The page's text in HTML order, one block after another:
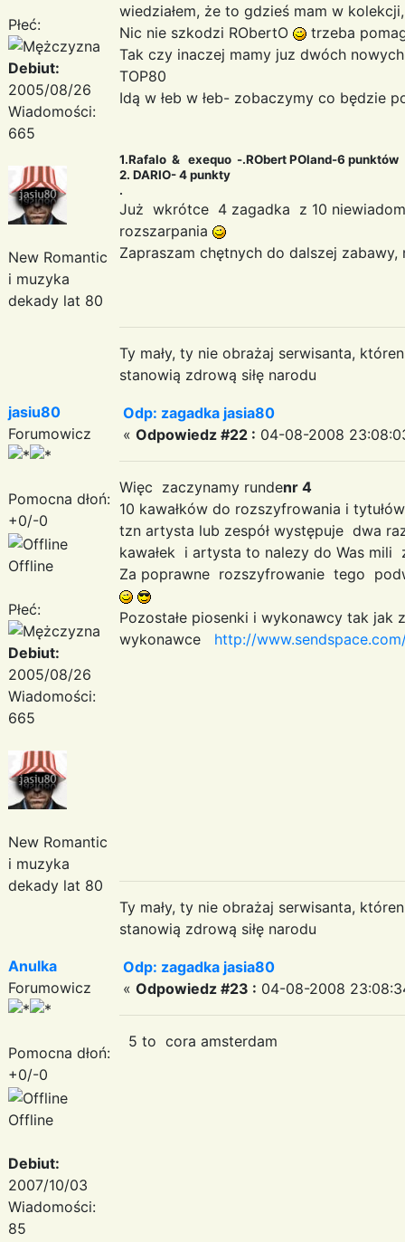
Płeć:
Debiut:
2005/08/26
Wiadomości:
665
New Romantic
i muzyka
dekady lat 80
wiedziałem, że to gdzieś mam w
Nic nie szkodzi RObertO
trzeba
Tak czy inaczej mamy juz dwóch
TOP80
Idą w łeb w łeb- zobaczymy co będzie
1.Rafalo & exequo -.RObert POland-6 punktów
2. DARIO- 4 punkty
.
Już wkrótce 4 zagadka z 10
rozszarpania
Zapraszam chętnych do dalszej
Ty mały, ty nie obrażaj serwisanta,
stanowią zdrową siłę narodu
jasiu80
Forumowicz
Pomocna dłoń:
+0/-0
Offline
Płeć:
Debiut:
2005/08/26
Wiadomości:
665
New Romantic
i muzyka
dekady lat 80
Odp: zagadka jasia80
« Odpowiedz #22 : 04-08-2008
Więc zaczynamy rundenr 4
10 kawałków do rozszyfrowania i
tzn artysta lub zespół występuje dwa
kawałek i artysta to nalezy do Was mili
Za poprawne rozszyfrowanie tego
Pozostałe piosenki i wykonawcy tak jak
wykonawce http://
Ty mały, ty nie obrażaj serwisanta,
stanowią zdrową siłę narodu
Anulka
Forumowicz
Pomocna dłoń:
+0/-0
Offline
Debiut:
2007/10/03
Wiadomości:
85
Odp: zagadka jasia80
« Odpowiedz #23 : 04-08-2008
5 to cora amsterdam